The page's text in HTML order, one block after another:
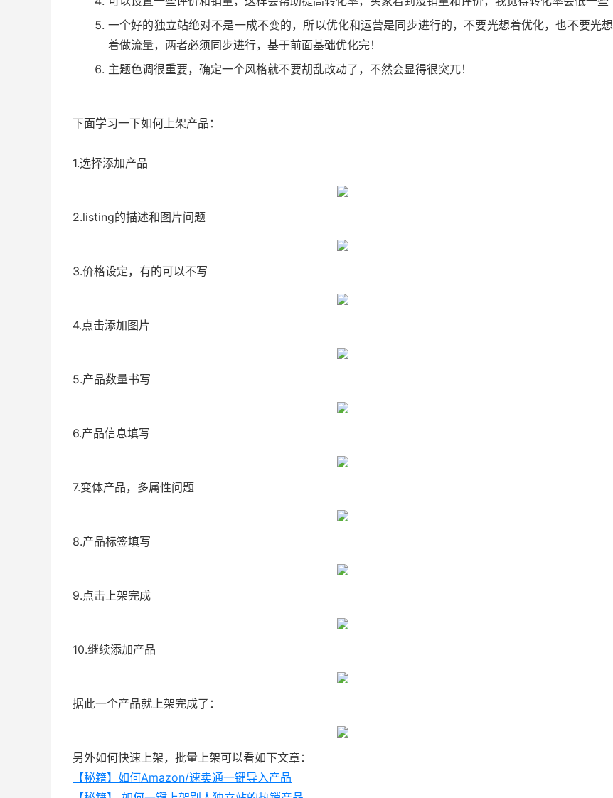
一个好的独立站绝对不是一成不变的，所以优化和运营是同步进行的，不要光想着优化，也不要光想
着做流量，两者必须同步进行，基于前面基础优化完！
主题色调很重要，确定一个风格就不要胡乱改动了，不然会显得很突兀！
下面学习一下如何上架产品：
1.选择添加产品
2.listing的描述和图片问题
3.价格设定，有的可以不写
4.点击添加图片
5.产品数量书写
6.产品信息填写
7.变体产品，多属性问题
8.产品标签填写
9.点击上架完成
10.继续添加产品
据此一个产品就上架完成了：
另外如何快速上架，批量上架可以看如下文章：
【秘籍】如何Amazon/速卖通一键导入产品